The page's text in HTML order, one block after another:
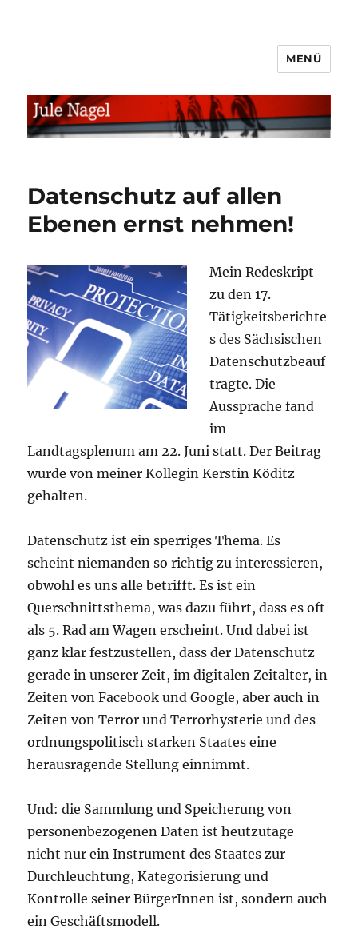
MENÜ
Datenschutz auf allen
Ebenen ernst nehmen!
Mein Redeskript
zu den17.
Tätigkeitsberichte
s des Sächsischen
Datenschutzbeauf
tragte. Die
Aussprache fand
im
Landtagsplenum am 22. Juni statt. Der Beitrag
wurde von meiner Kollegin Kerstin Köditz
gehalten.
Datenschutz ist ein sperriges Thema. Es
scheint niemanden so richtig zu interessieren,
obwohl es uns alle betrifft. Es ist ein
Querschnittsthema, was dazu führt, dass es oft
als 5. Rad am Wagen erscheint. Und dabei ist
ganz klar festzustellen, dass der Datenschutz
gerade in unserer Zeit, im digitalen Zeitalter, in
Zeiten von Facebook und Google, aber auch in
Zeiten von Terror und Terrorhysterie und des
ordnungspolitisch starken Staates eine
herausragende Stellung einnimmt.
Und: die Sammlung und Speicherung von
personenbezogenen Daten ist heutzutage
nicht nur ein Instrument des Staates zur
Durchleuchtung, Kategorisierung und
Kontrolle seiner BürgerInnen ist, sondern auch
ein Geschäftsmodell.